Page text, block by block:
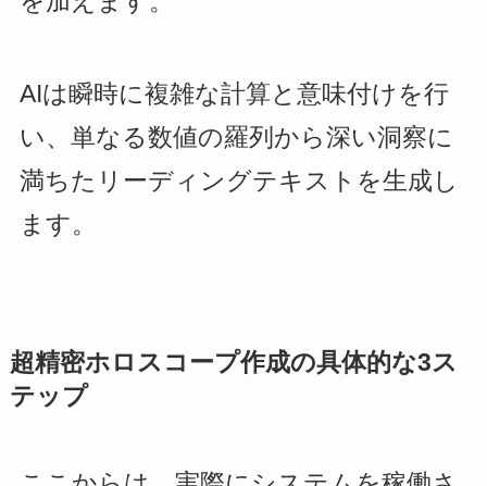
AIは瞬時に複雑な計算と意味付けを行
い、単なる数値の羅列から深い洞察に
満ちたリーディングテキストを生成し
ます。
超精密ホロスコープ作成の具体的な3ス
テップ